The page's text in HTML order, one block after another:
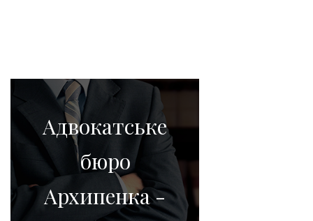
Адвокатське
бюро
Архипенка -